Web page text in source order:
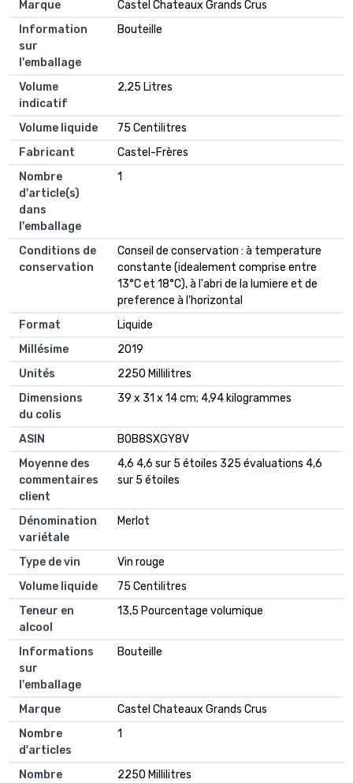
Marque
‎Castel Chateaux Grands Crus
Information
sur
l'emballage
‎Bouteille
Volume
indicatif
‎2,25 Litres
Volume liquide
‎75 Centilitres
Fabricant
‎Castel-Frères
Nombre
d'article(s)
dans
l'emballage
‎1
Conditions de
conservation
‎Conseil de conservation : à temperature
constante (idealement comprise entre
13°C et 18°C), à l'abri de la lumiere et de
preference à l'horizontal
Format
‎Liquide
Millésime
‎2019
Unités
‎2250 Millilitres
Dimensions
du colis
‎39 x 31 x 14 cm; 4,94 kilogrammes
ASIN
B0B8SXGY8V
Moyenne des
commentaires
client
4,6 4,6 sur 5 étoiles 325 évaluations 4,6
sur 5 étoiles
Dénomination
variétale
Merlot
Type de vin
Vin rouge
Volume liquide
75 Centilitres
Teneur en
alcool
13,5 Pourcentage volumique
Informations
sur
l'emballage
Bouteille
Marque
Castel Chateaux Grands Crus
Nombre
d'articles
1
Nombre
2250 Millilitres